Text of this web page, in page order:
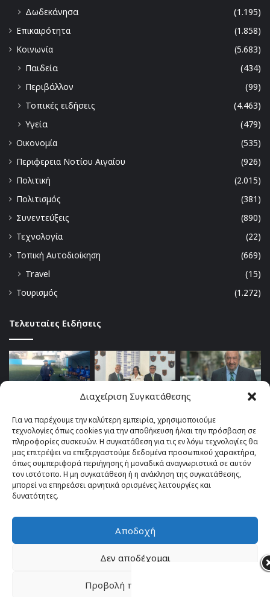
Διαχείριση Συγκατάθεσης
Για να παρέχουμε την καλύτερη εμπειρία, χρησιμοποιούμε
τεχνολογίες όπως cookies για την αποθήκευση ή/και την πρόσβαση σε
πληροφορίες συσκευών. Η συγκατάθεση για τις εν λόγω τεχνολογίες θα
μας επιτρέψει να επεξεργαστούμε δεδομένα προσωπικού χαρακτήρα,
όπως συμπεριφορά περιήγησης ή μοναδικά αναγνωριστικά σε αυτόν
τον ιστότοπο. Η μη συγκατάθεση ή η ανάκληση της συγκατάθεσης,
μπορεί να επηρεάσει αρνητικά ορισμένες λειτουργίες και
δυνατότητες.
Αποδοχή
Δεν αποδέχομαι
Προβολή προτιμήσεων
Δωδεκάνησα
(1.195)
Επικαιρότητα
(1.858)
Κοινωνία
(5.683)
Παιδεία
(434)
Περιβάλλον
(99)
Τοπικές ειδήσεις
(4.463)
Υγεία
(479)
Οικονομία
(535)
Περιφερεια Νοτίου Αιγαίου
(926)
Πολιτική
(2.015)
Πολιτισμός
(381)
Συνεντεύξεις
(890)
Τεχνολογία
(22)
Τοπική Αυτοδιοίκηση
(669)
Travel
(15)
Τουρισμός
(1.272)
Τελευταίες Ειδήσεις
© Copyright 2026, All Rights Reserved |TOP fm 102.4